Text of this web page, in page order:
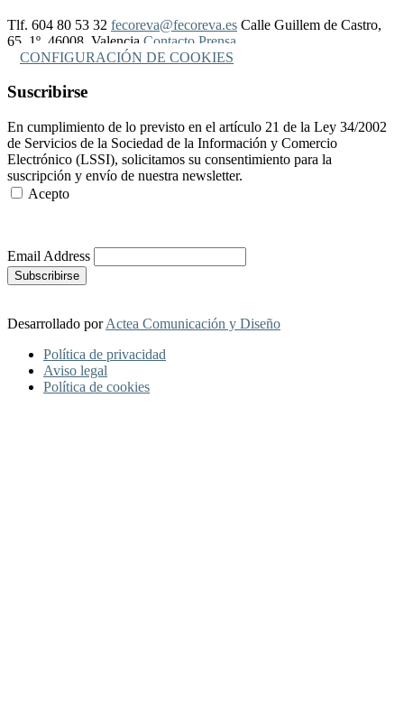
Tlf. 604 80 53 32 fecoreva@fecoreva.es Calle Guillem de Castro,
65, 1º, 46008, Valencia Contacto Prensa
CONFIGURACIÓN DE COOKIES
Suscribirse
En cumplimiento de lo previsto en el artículo 21 de la Ley 34/2002
de Servicios de la Sociedad de la Información y Comercio
Electrónico (LSSI), solicitamos su consentimiento para la
suscripción y envío de nuestra newsletter.
Acepto
Email Address
Desarrollado porActea Comunicación y Diseño
Política de privacidad
Aviso legal
Política de cookies